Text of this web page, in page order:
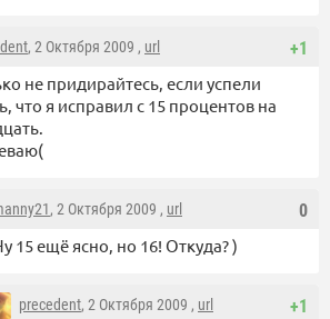
+1
, 2 Октября 2009 , url
не придирайтесь, если успели
что я исправил с 15 процентов на
0
, 2 Октября 2009 , url
15 ещё ясно, но 16! Откуда? )
+1
precedent, 2 Октября 2009 , url